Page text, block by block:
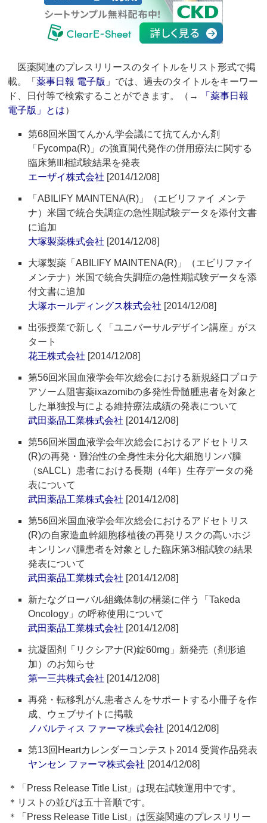
医薬関連のプレスリリースのタイトルをリスト形式で掲
載。「薬事日報 電子版 」では、過去のタイトルをキーワー
ド、日付等で検索することができます。（→
「薬事日報
電子版」とは）
第68回米国てんかん学会議にて抗てんかん剤
「Fycompa(R)」の強直間代発作の併用療法に関する
臨床第III相試験結果を発表
エーザイ株式会社 [2014/12/08]
「ABILIFY MAINTENA(R)」（エビリファイ メンテ
ナ）米国で統合失調症の急性期試験データを添付文書
に追加
大塚製薬株式会社 [2014/12/08]
大塚製薬「ABILIFY MAINTENA(R)」（エビリファイ
メンテナ）米国で統合失調症の急性期試験データを添
付文書に追加
大塚ホールディングス株式会社 [2014/12/08]
出張授業で新しく「ユニバーサルデザイン講座」がス
タート
花王株式会社 [2014/12/08]
第56回米国血液学会年次総会における新規経口プロテ
アソーム阻害薬ixazomibの多発性骨髄腫患者を対象と
した単独投与による維持療法成績の発表について
武田薬品工業株式会社 [2014/12/08]
第56回米国血液学会年次総会におけるアドセトリス
(R)の再発・難治性の全身性未分化大細胞リンパ腫
（sALCL）患者における長期（4年）生存データの発
表について
武田薬品工業株式会社 [2014/12/08]
第56回米国血液学会年次総会におけるアドセトリス
(R)の自家造血幹細胞移植後の再発リスクの高いホジ
キンリンパ腫患者を対象とした臨床第3相試験の結果
発表について
武田薬品工業株式会社 [2014/12/08]
新たなグローバル組織体制の構築に伴う「Takeda
Oncology」の呼称使用について
武田薬品工業株式会社 [2014/12/08]
抗凝固剤「リクシアナ(R)錠60mg」新発売（剤形追
加）のお知らせ
第一三共株式会社 [2014/12/08]
再発・転移乳がん患者さんをサポートする小冊子を作
成、ウェブサイトに掲載
ノバルティス ファーマ株式会社 [2014/12/08]
第13回Heartカレンダーコンテスト2014 受賞作品発表
ヤンセン ファーマ株式会社 [2014/12/08]
＊「Press Release Title List」は現在試験運用中です。
＊リストの並びは五十音順です。
＊「Press Release Title List」は医薬関連のプレスリリー